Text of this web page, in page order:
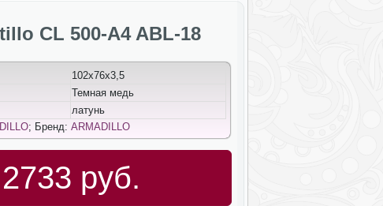
CL 500-A4 ABL-18
102x76x3,5
Темная медь
латунь
; Бренд: ARMADILLO
2733 руб.